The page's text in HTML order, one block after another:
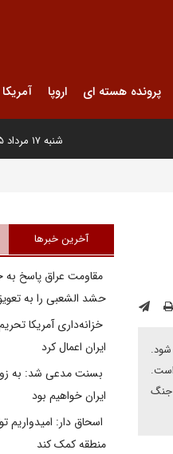
پرونده هسته ای اروپا آمریکا
شنبه ۱۷ مرداد ۱۴۰۵
شود.
جنگ
آخرین خبرها
مقاومت عراق پاسخ به
حشد الشعبی را به
خزانه‌داری آمریکا
ایران اعمال کرد
بسنت مدعی شد: به
ایران خواهیم بود
اسحاق دار: امیدواریم
منطقه کمک کند